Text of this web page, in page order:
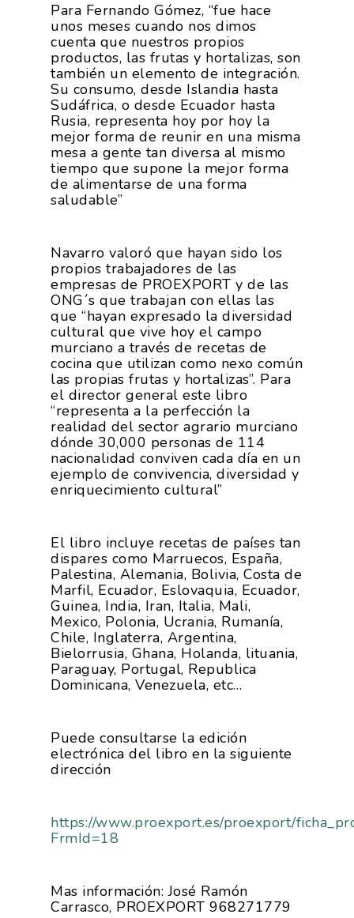
Para Fernando Gómez, “fue hace
unos meses cuando nos dimos
cuenta que nuestros propios
productos, las frutas y hortalizas, son
también un elemento de integración.
Su consumo, desde Islandia hasta
Sudáfrica, o desde Ecuador hasta
Rusia, representa hoy por hoy la
mejor forma de reunir en una misma
mesa a gente tan diversa al mismo
tiempo que supone la mejor forma
de alimentarse de una forma
saludable”
Navarro valoró que hayan sido los
propios trabajadores de las
empresas de PROEXPORT y de las
ONG´s que trabajan con ellas las
que “hayan expresado la diversidad
cultural que vive hoy el campo
murciano a través de recetas de
cocina que utilizan como nexo común
las propias frutas y hortalizas”. Para
el director general este libro
“representa a la perfección la
realidad del sector agrario murciano
dónde 30,000 personas de 114
nacionalidad conviven cada día en un
ejemplo de convivencia, diversidad y
enriquecimiento cultural”
El libro incluye recetas de países tan
dispares como Marruecos, España,
Palestina, Alemania, Bolivia, Costa de
Marfil, Ecuador, Eslovaquia, Ecuador,
Guinea, India, Iran, Italia, Mali,
Mexico, Polonia, Ucrania, Rumanía,
Chile, Inglaterra, Argentina,
Bielorrusia, Ghana, Holanda, lituania,
Paraguay, Portugal, Republica
Dominicana, Venezuela, etc…
Puede consultarse la edición
electrónica del libro en la siguiente
dirección
https://www.proexport.es/proexport/
FrmId=18
Mas información: José Ramón
Carrasco, PROEXPORT 968271779
La Asociación